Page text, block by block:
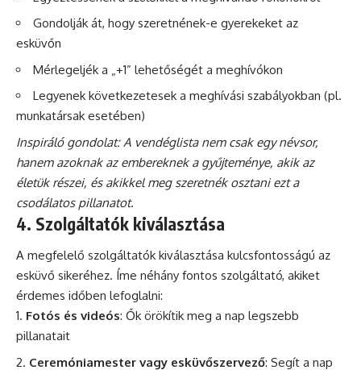
Gondolják át, hogy szeretnének-e gyerekeket az
esküvőn
Mérlegeljék a „+1” lehetőségét a meghívókon
Legyenek következetesek a meghívási szabályokban (pl.
munkatársak esetében)
Inspiráló gondolat: A vendéglista nem csak egy névsor,
hanem azoknak az embereknek a gyűjteménye, akik az
életük részei, és akikkel meg szeretnék osztani ezt a
csodálatos pillanatot.
4. Szolgáltatók kiválasztása
A megfelelő szolgáltatók kiválasztása kulcsfontosságú az
esküvő sikeréhez. Íme néhány fontos szolgáltató, akiket
érdemes időben lefoglalni:
Fotós és videós: Ők örökítik meg a nap legszebb
pillanatait
Ceremóniamester vagy esküvőszervező: Segít a nap